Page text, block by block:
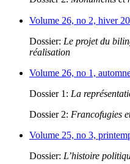
Volume 26, no 2, hiver
Dossier: Le projet du
réalisation
Volume 26, no 1,
Dossier 1: La
Dossier 2: Francofugies
Volume 25, no 3,
Dossier: L’histoire